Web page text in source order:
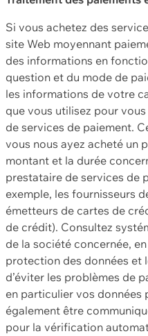
Si vous achetez des
site Web moyennant
des informations en
question et du mode de
les informations de votre
que vous utilisez pour
de services de paiement.
vous nous ayez acheté un
montant et la durée
prestataire de services de
exemple, les fournisseurs
émetteurs de cartes de
de crédit). Consultez
de la société concernée,
protection des données et
d’éviter les problèmes de
en particulier vos données
également être
pour la vérification